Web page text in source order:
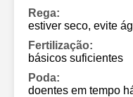
Rega:
estiver seco, evite
Fertilização:
básicos suficientes
Poda:
doentes em tempo